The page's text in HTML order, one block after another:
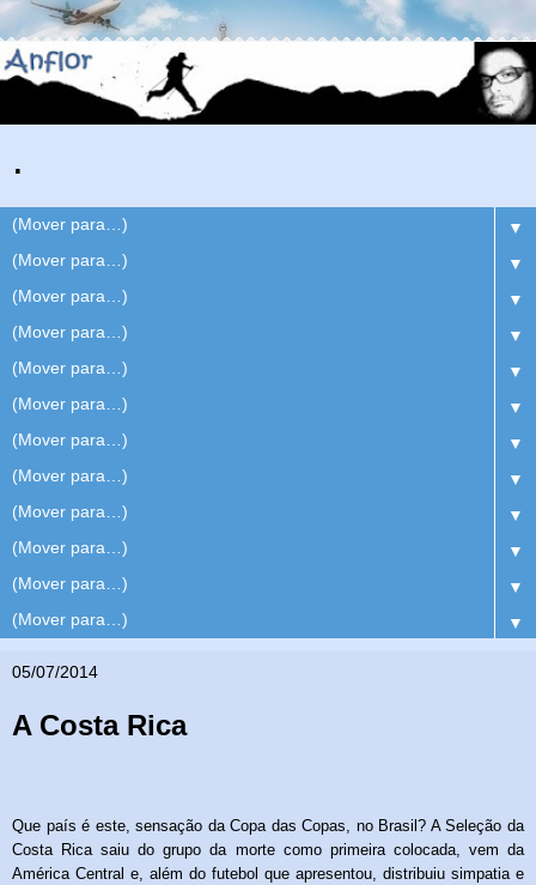
.
▼
▼
▼
▼
▼
▼
▼
▼
▼
▼
▼
▼
05/07/2014
A Costa Rica
Que país é este, sensação da Copa das Copas, no Brasil? A Seleção da
Costa Rica saiu do grupo da morte como primeira colocada, vem da
América Central e, além do futebol que apresentou, distribuiu simpatia e